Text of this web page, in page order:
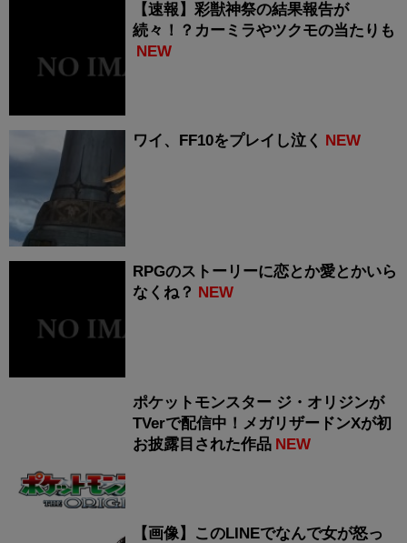
【速報】彩獣神祭の結果報告が
続々！？カーミラやツクモの当たりも
NEW
ワイ、FF10をプレイし泣く NEW
RPGのストーリーに恋とか愛とかいら
なくね？ NEW
ポケットモンスター ジ・オリジンが
TVerで配信中！メガリザードンXが初
お披露目された作品 NEW
【画像】このLINEでなんで女が怒っ